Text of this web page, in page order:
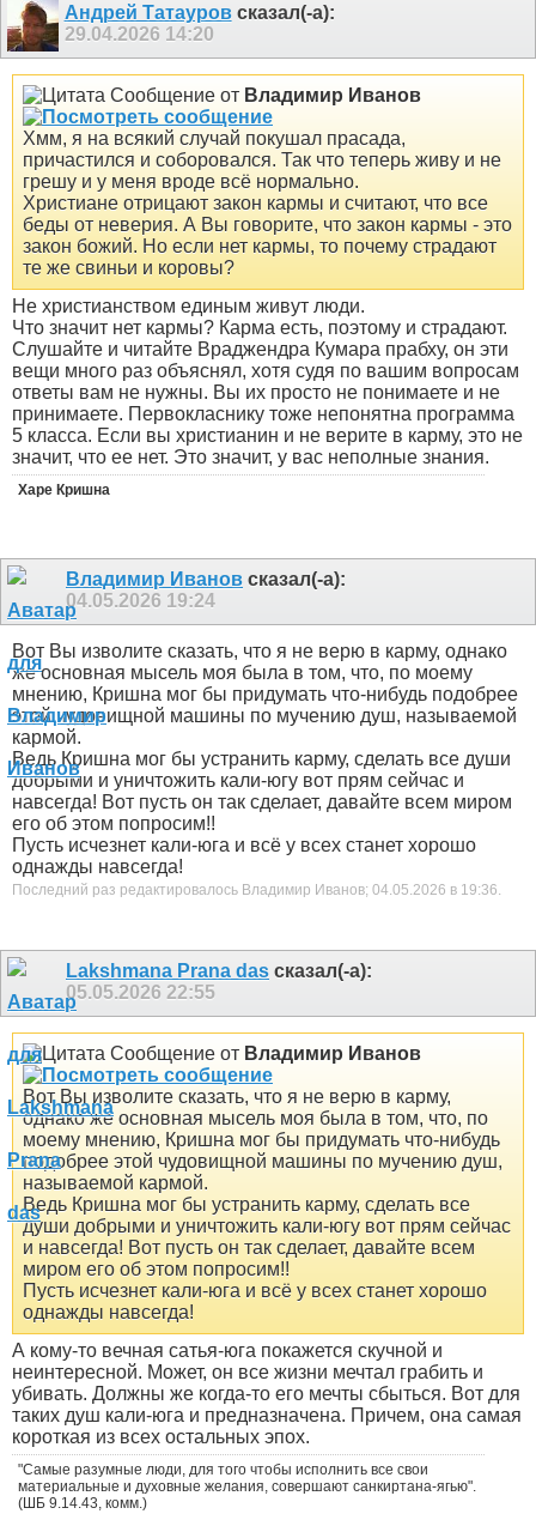
Андрей Татауровсказал(-а):
29.04.2026 14:20
Сообщение от Владимир Иванов
Хмм, я на всякий случай покушал прасада,
причастился и соборовался. Так что теперь живу и не
грешу и у меня вроде всё нормально.
Христиане отрицают закон кармы и считают, что все
беды от неверия. А Вы говорите, что закон кармы - это
закон божий. Но если нет кармы, то почему страдают
те же свиньи и коровы?
Не христианством единым живут люди.
Что значит нет кармы? Карма есть, поэтому и страдают.
Слушайте и читайте Враджендра Кумара прабху, он эти
вещи много раз объяснял, хотя судя по вашим вопросам
ответы вам не нужны. Вы их просто не понимаете и не
принимаете. Первокласнику тоже непонятна программа
5 класса. Если вы христианин и не верите в карму, это не
значит, что ее нет. Это значит, у вас неполные знания.
Харе Кришна
Владимир Иванов сказал(-а):
04.05.2026 19:24
Вот Вы изволите сказать, что я не верю в карму, однако
же основная мысель моя была в том, что, по моему
мнению, Кришна мог бы придумать что-нибудь подобрее
этой чудовищной машины по мучению душ, называемой
кармой.
Ведь Кришна мог бы устранить карму, сделать все души
добрыми и уничтожить кали-югу вот прям сейчас и
навсегда! Вот пусть он так сделает, давайте всем миром
его об этом попросим!!
Пусть исчезнет кали-юга и всё у всех станет хорошо
однажды навсегда!
Последний раз редактировалось Владимир Иванов; 04.05.2026 в 19:36.
Lakshmana Prana das сказал(-а):
05.05.2026 22:55
Сообщение от Владимир Иванов
Вот Вы изволите сказать, что я не верю в карму,
однако же основная мысель моя была в том, что, по
моему мнению, Кришна мог бы придумать что-нибудь
подобрее этой чудовищной машины по мучению душ,
называемой кармой.
Ведь Кришна мог бы устранить карму, сделать все
души добрыми и уничтожить кали-югу вот прям сейчас
и навсегда! Вот пусть он так сделает, давайте всем
миром его об этом попросим!!
Пусть исчезнет кали-юга и всё у всех станет хорошо
однажды навсегда!
А кому-то вечная сатья-юга покажется скучной и
неинтересной. Может, он все жизни мечтал грабить и
убивать. Должны же когда-то его мечты сбыться. Вот для
таких душ кали-юга и предназначена. Причем, она самая
короткая из всех остальных эпох.
"Самые разумные люди, для того чтобы исполнить все свои
материальные и духовные желания, совершают санкиртана-ягью".
(ШБ 9.14.43, комм.)